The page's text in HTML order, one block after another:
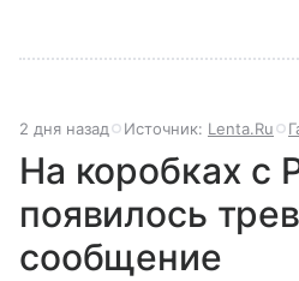
2 дня назад Источник: Lenta.Ru
На коробках с
появилось
сообщение